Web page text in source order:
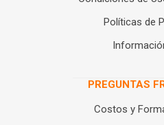
Políticas de
PREGUNTAS
Costos y